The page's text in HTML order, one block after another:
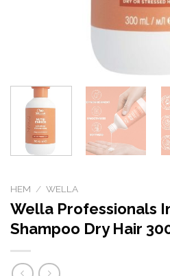
HEM / WELLA
Wella Professionals
Shampoo Dry Hair